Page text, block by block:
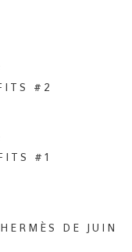
#2
#1
DE JUIN